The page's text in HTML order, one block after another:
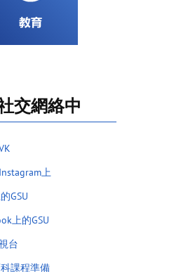
交網絡中
上
GSU
上的GSU
台
課程準備